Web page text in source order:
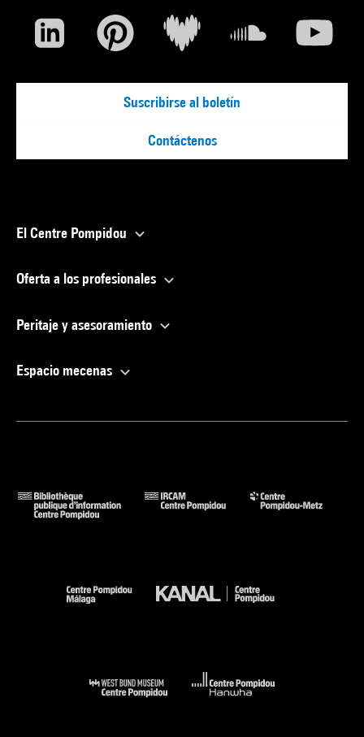
Suscribirse al boletín
Contáctenos
El Centre Pompidou
Oferta a los profesionales
Peritaje y asesoramiento
Espacio mecenas